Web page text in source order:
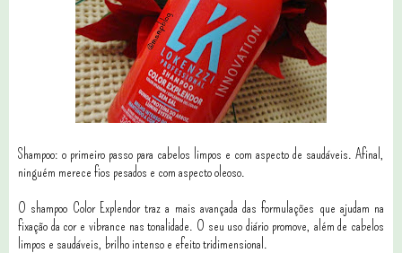
Shampoo: o primeiro passo para cabelos limpos e com aspecto de saudáveis. Afinal,
ninguém merece fios pesados e com aspecto oleoso.
O shampoo Color Explendor traz a mais avançada das formulações que ajudam na
fixação da cor e vibrance nas tonalidade. O seu uso diário promove, além de cabelos
limpos e saudáveis, brilho intenso e efeito tridimensional.